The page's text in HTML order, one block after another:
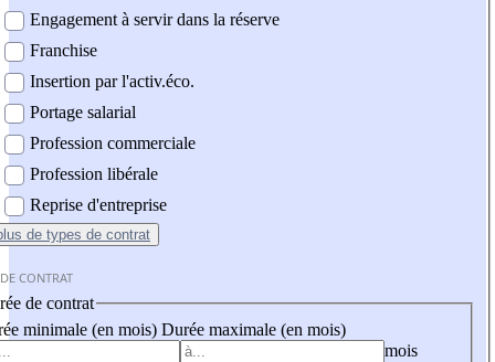
Engagement à servir dans la réserve
Franchise
Insertion par l'activ.éco.
Portage salarial
Profession commerciale
Profession libérale
Reprise d'entreprise
de types de contrat
CONTRAT
de contrat
minimale (en mois) Durée maximale (en mois)
mois